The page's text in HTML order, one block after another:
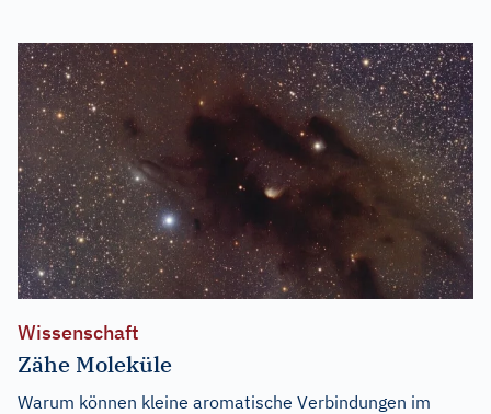
Wissenschaft
Zähe Moleküle
Warum können kleine aromatische Verbindungen im